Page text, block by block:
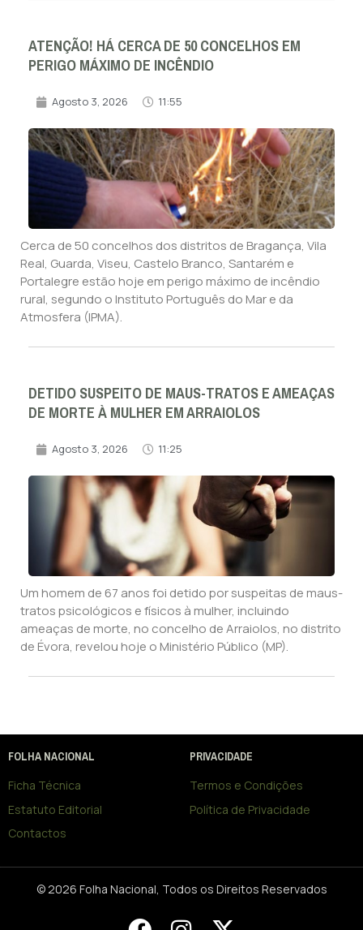
ATENÇÃO! HÁ CERCA DE 50 CONCELHOS EM
PERIGO MÁXIMO DE INCÊNDIO
Agosto 3, 2026 11:55
Cerca de 50 concelhos dos distritos de Bragança, Vila
Real, Guarda, Viseu, Castelo Branco, Santarém e
Portalegre estão hoje em perigo máximo de incêndio
rural, segundo o Instituto Português do Mar e da
Atmosfera (IPMA).
DETIDO SUSPEITO DE MAUS-TRATOS E AMEAÇAS
DE MORTE À MULHER EM ARRAIOLOS
Agosto 3, 2026 11:25
Um homem de 67 anos foi detido por suspeitas de maus-
tratos psicológicos e físicos à mulher, incluindo
ameaças de morte, no concelho de Arraiolos, no distrito
de Évora, revelou hoje o Ministério Público (MP).
FOLHA NACIONAL
Ficha Técnica
Estatuto Editorial
Contactos
PRIVACIDADE
Termos e Condições
Política de Privacidade
© 2026 Folha Nacional, Todos os Direitos Reservados